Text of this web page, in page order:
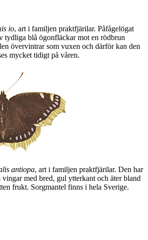
io, art i familjen praktfjärilar. Påfågelögat
tydliga blå ögonfläckar mot en rödbrun
övervintrar som vuxen och därför kan den
mycket tidigt på våren.
antiopa, art i familjen praktfjärilar. Den har
vingar med bred, gul ytterkant och äter bland
frukt. Sorgmantel finns i hela Sverige.